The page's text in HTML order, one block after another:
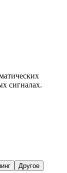
сигналах.
Другое